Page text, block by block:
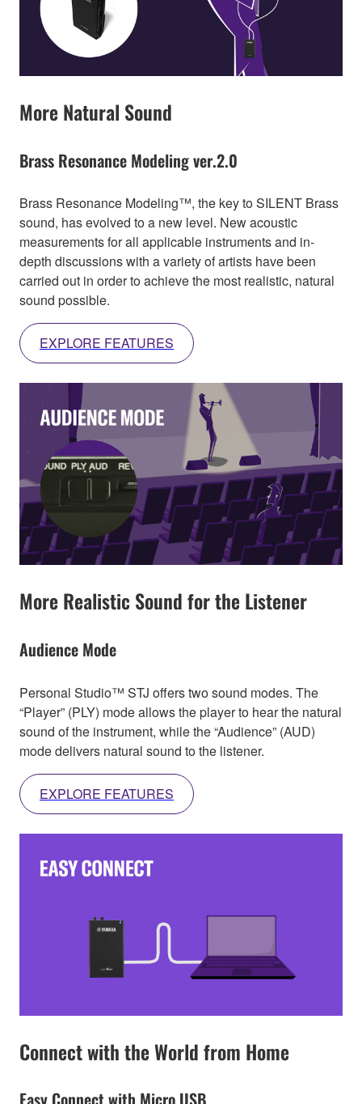
More Natural Sound
Brass Resonance Modeling ver.2.0
Brass Resonance Modeling™, the key to SILENT Brass
sound, has evolved to a new level. New acoustic
measurements for all applicable instruments and in-
depth discussions with a variety of artists have been
carried out in order to achieve the most realistic, natural
sound possible.
EXPLORE FEATURES
More Realistic Sound for the Listener
Audience Mode
Personal Studio™ STJ offers two sound modes. The
“Player” (PLY) mode allows the player to hear the natural
sound of the instrument, while the “Audience” (AUD)
mode delivers natural sound to the listener.
EXPLORE FEATURES
Connect with the World from Home